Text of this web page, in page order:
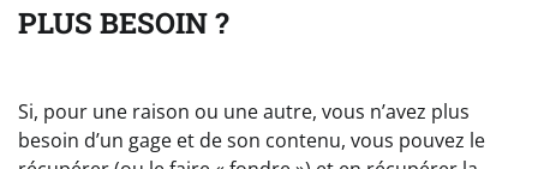
PLUS BESOIN ?
Si, pour une raison ou une autre, vous n’avez plus
besoin d’un gage et de son contenu, vous pouvez le